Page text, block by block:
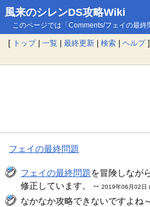
風来のシレンDS攻略Wiki
このページでは「Comments/フェイの最終
[ トップ| 一覧 | 最終更新 | 検索 | ヘルプ
フェイの最終問題
フェイの最終問題 を冒険しなが
修正しています。 --2019年06月02日
なかなか攻略できないですよね